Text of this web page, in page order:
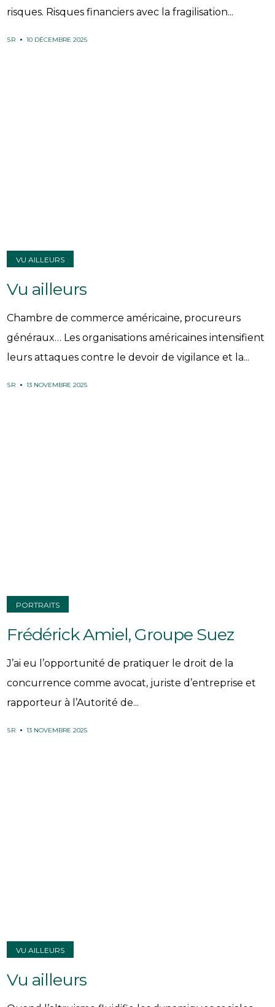
risques. Risques financiers avec la fragilisation...
SR 10 DÉCEMBRE 2025
VU AILLEURS
Vu ailleurs
Chambre de commerce américaine, procureurs
généraux… Les organisations américaines intensifient
leurs attaques contre le devoir de vigilance et la...
SR 13 NOVEMBRE 2025
PORTRAITS
Frédérick Amiel, Groupe Suez
J’ai eu l’opportunité de pratiquer le droit de la
concurrence comme avocat, juriste d’entreprise et
rapporteur à l’Autorité de...
SR 13 NOVEMBRE 2025
VU AILLEURS
Vu ailleurs